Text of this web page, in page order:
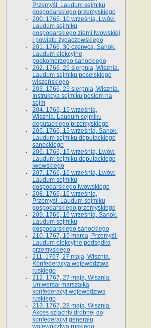
Przemyśl. Laudum sejmiku
gospodarskiego przemyskiego
200. 1765, 10 września, Lwów.
Laudum sejmiku
gospodarskiego ziemi lwowskiej
i powiatu żydaczowskiego
201. 1766, 30 czerwca, Sanok.
Laudum elekcyjne
podkomorzego sanockiego
202. 1766, 25 sierpnia, Wisznia.
Laudum sejmiku poselskiego
wiszeńskiego
203. 1766, 25 sierpnia, Wisznia.
Instrukcya sejmiku posłom na
sejm
204. 1766, 15 września,
Wisznia. Laudum sejmiku
deputackiego przemyskiego
205. 1766, 15 września, Sanok.
Laudum sejmiku deputackiego
sanockiego
206. 1766, 15 września, Lwów.
Laudum sejmiku deputackiego
lwowskiego
207. 1766, 16 września, Lwów.
Laudum sejmiku
gospodarskiego lwowskiego
208. 1766, 16 września,
Przemyśl. Laudum sejmiku
gospodarskiego przemyskiego
209. 1766, 16 września, Sanok.
Laudum sejmiku
gospodarskiego sanockiego
210. 1767, 16 marca, Przemyśl.
Laudum elekcyjne podsędka
przemyskiego
211. 1767, 27 maja, Wisznia.
Konfederacya województwa
ruskiego
212. 1767, 27 maja, Wisznia.
Uniwersał marszałka
konfederacyi województwa
ruskiego
213. 1767, 28 maja, Wisznia.
Akces szlachty drobnej do
konfederacyi generału
województwa ruskiego